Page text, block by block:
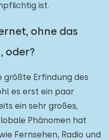
ist.
ohne das
oder?
größte Erfindung des
es erst ein paar
ein sehr großes,
Phänomen hat
Fernsehen, Radio und